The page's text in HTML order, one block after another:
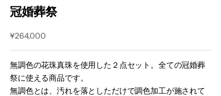
冠婚葬祭
セール価格
¥264,000
無調色の花珠真珠を使用した２点セット。全ての冠婚葬
祭に使える商品です。
無調色とは、汚れを落としただけで調色加工が施されて